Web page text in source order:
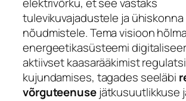
elektrivõrku, et see vastaks
tulevikuvajadustele ja ühiskonna
nõudmistele. Tema visioon
energeetikasüsteemi
aktiivset kaasarääkimist
kujundamises, tagades seeläbi
võrguteenusejätkusuutlikkuse